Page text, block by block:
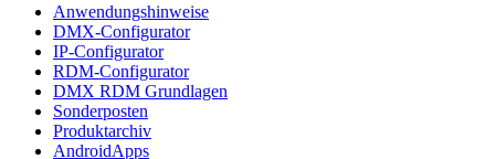
Anwendungshinweise
DMX-Configurator
IP-Configurator
RDM-Configurator
DMX RDM Grundlagen
Sonderposten
Produktarchiv
AndroidApps